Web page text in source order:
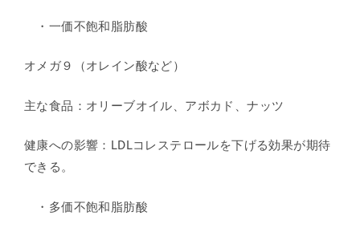
・一価不飽和脂肪酸
オメガ９（オレイン酸など）
主な食品：オリーブオイル、アボカド、ナッツ
健康への影響：LDLコレステロールを下げる効果が期待
できる。
・多価不飽和脂肪酸